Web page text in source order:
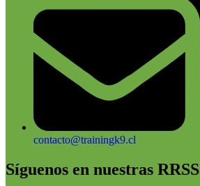
contacto@trainingk9.cl
Síguenos en nuestras RRSS